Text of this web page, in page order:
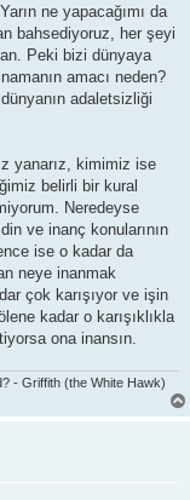
ne yapacağımı da
bahsediyoruz, her şeyi
Peki bizi dünyaya
amacı neden?
adaletsizliği
yanarız, kimimiz ise
belirli bir kural
Neredeyse
ve inanç konularının
ise o kadar da
neye inanmak
çok karışıyor ve işin
kadar o karışıklıkla
ona inansın.
- Griffith (the White Hawk)